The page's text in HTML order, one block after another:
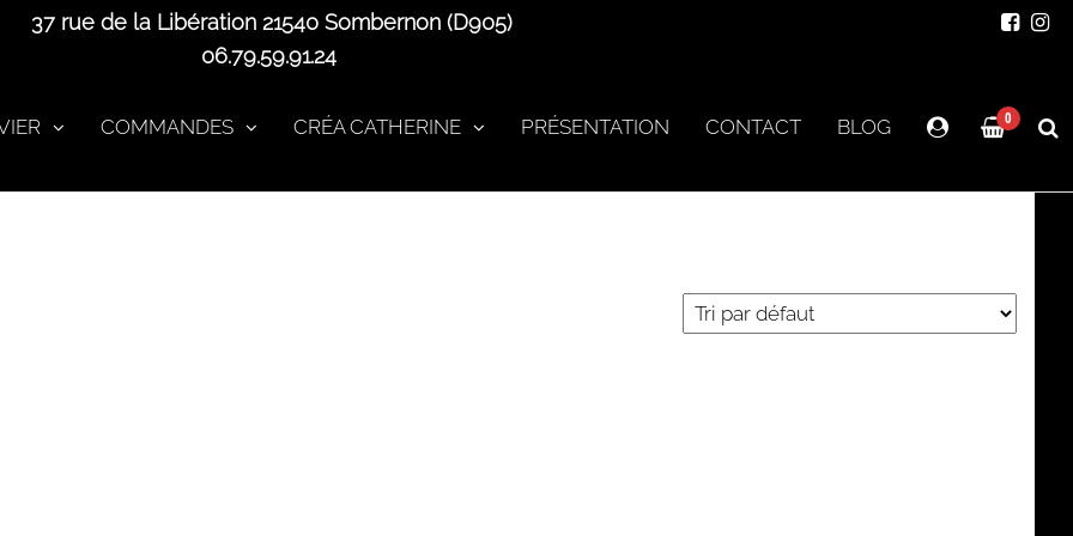
37 rue de la Libération 21540 Sombernon (D905)
06.79.59.91.24
0
COMMANDES CRÉA CATHERINE PRÉSENTATION CONTACT BLOG